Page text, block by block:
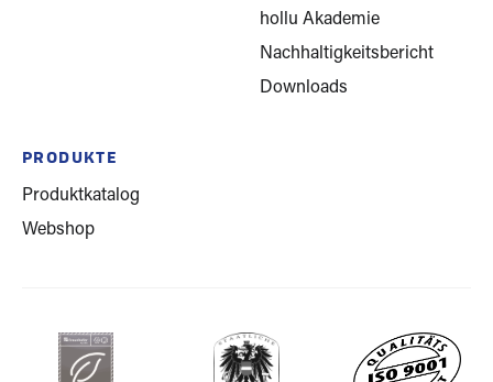
hollu Akademie
Nachhaltigkeitsbericht
Downloads
PRODUKTE
Produktkatalog
Webshop